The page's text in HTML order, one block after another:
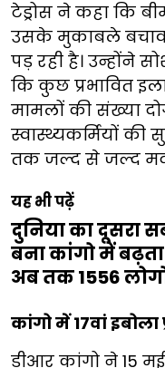
टेड्रोस ने कहा कि
उसके मुकाबले बचाव
पड़ रही है। उन्होंने
कि कुछ प्रभावित
मामलों की संख्या
स्वास्थ्यकर्मियों की
तक जल्द से जल्द
यह भी पढ़ें
दुनिया का दूसरा
बना कांगो में
अब तक 1556
कांगो में 17वां इबोला
डीआर कांगो ने 15